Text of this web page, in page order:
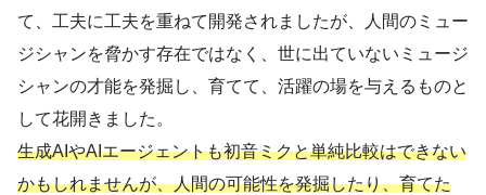
て、工夫に工夫を重ねて開発されましたが、人間のミュー
ジシャンを脅かす存在ではなく、世に出ていないミュージ
シャンの才能を発掘し、育てて、活躍の場を与えるものと
して花開きました。
生成AIやAIエージェントも初音ミクと単純比較はできない
かもしれませんが、人間の可能性を発掘したり、育てた